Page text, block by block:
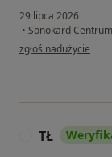
29 lipca 2026
• Sonokard
w opinii użytkownika
zgłoś nadużycie
TŁ